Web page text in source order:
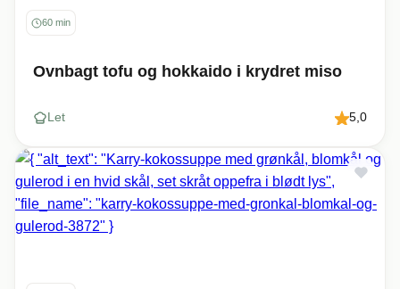
60 min
Ovnbagt tofu og hokkaido i krydret miso
Let 5,0